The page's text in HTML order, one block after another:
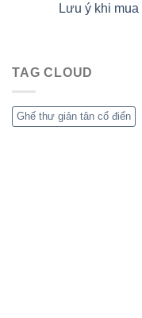
Lưu ý khi
TAG CLOUD
Ghế thư giản tân cổ điển